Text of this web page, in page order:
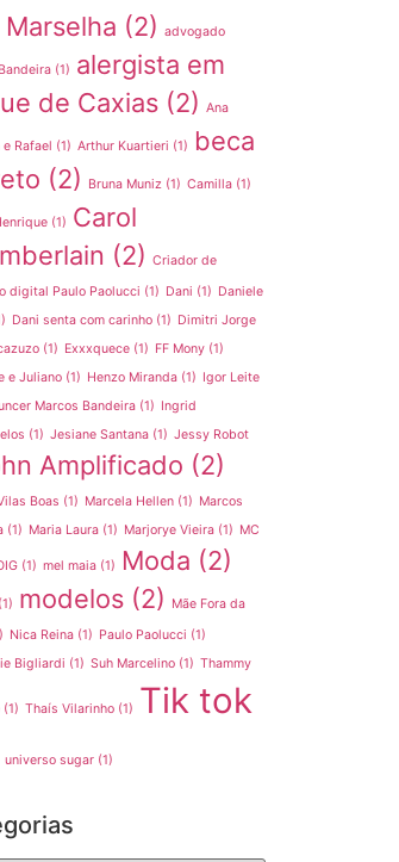
(2) advogado
(1) alergista em
de Caxias (2) Ana
Rafael (1) Arthur Kuartieri (1)
beca
(2) Bruna Muniz (1) Camilla (1)
(1) Carol
(2) Criador de
digital Paulo Paolucci (1) Dani (1) Daniele
Dani senta com carinho (1) Dimitri Jorge
(1) Exxxquece (1) FF Mony (1)
e Juliano (1) Henzo Miranda (1) Igor Leite
Marcos Bandeira (1) Ingrid
(1) Jesiane Santana (1) Jessy Robot
Amplificado (2)
Boas (1) Marcela Hellen (1) Marcos
(1) Maria Laura (1) Marjorye Vieira (1) MC
(1) mel maia (1) Moda (2)
(1) modelos (2)
Mãe Fora da
Nica Reina (1) Paulo Paolucci (1)
Bigliardi (1) Suh Marcelino (1) Thammy
(1) Thaís Vilarinho (1) Tik tok
universo sugar (1)